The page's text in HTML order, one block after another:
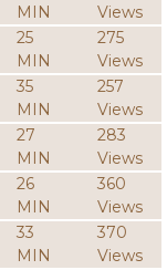
MIN
Views
25
MIN
275
Views
35
MIN
257
Views
27
MIN
283
Views
26
MIN
360
Views
33
MIN
370
Views